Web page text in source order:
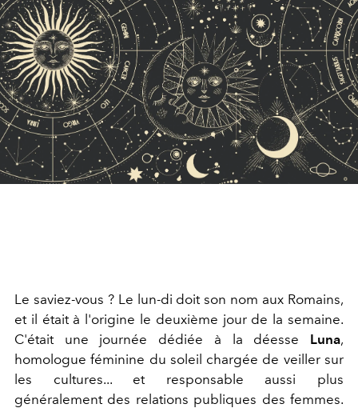
Le saviez-vous ? Le lun-di doit son nom aux Romains,
et il était à l'origine le deuxième jour de la semaine.
C'était une journée dédiée à la déesse Luna,
homologue féminine du soleil chargée de veiller sur
les cultures... et responsable aussi plus
généralement des relations publiques des femmes.